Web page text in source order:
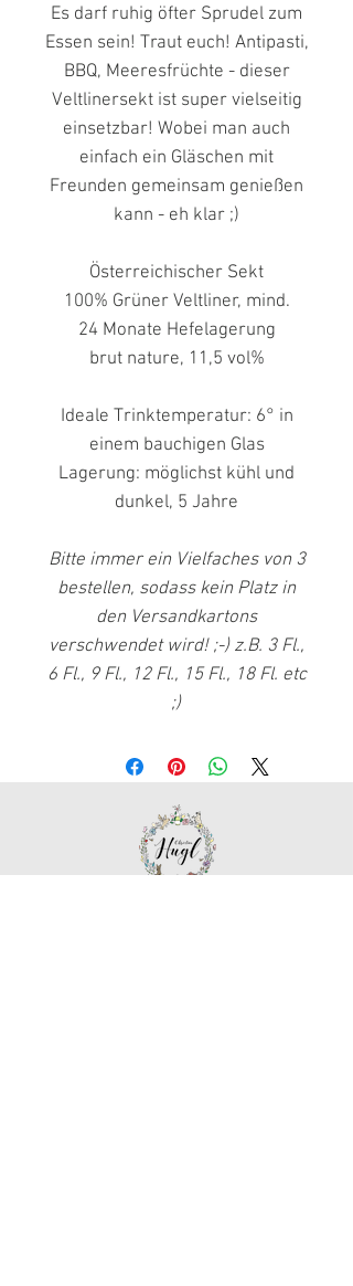
Es darf ruhig öfter Sprudel zum
Essen sein! Traut euch! Antipasti,
BBQ, Meeresfrüchte - dieser
Veltlinersekt ist super vielseitig
einsetzbar! Wobei man auch
einfach ein Gläschen mit
Freunden gemeinsam genießen
kann - eh klar ;)
Österreichischer Sekt
100% Grüner Veltliner, mind.
24 Monate Hefelagerung
brut nature, 11,5 vol%
Ideale Trinktemperatur: 6° in
einem bauchigen Glas
Lagerung: möglichst kühl und
dunkel, 5 Jahre
Bitte immer ein Vielfaches von 3
bestellen, sodass kein Platz in
den Versandkartons
verschwendet wird! ;-) z.B. 3 Fl.,
6 Fl., 9 Fl., 12 Fl., 15 Fl., 18 Fl. etc
;)